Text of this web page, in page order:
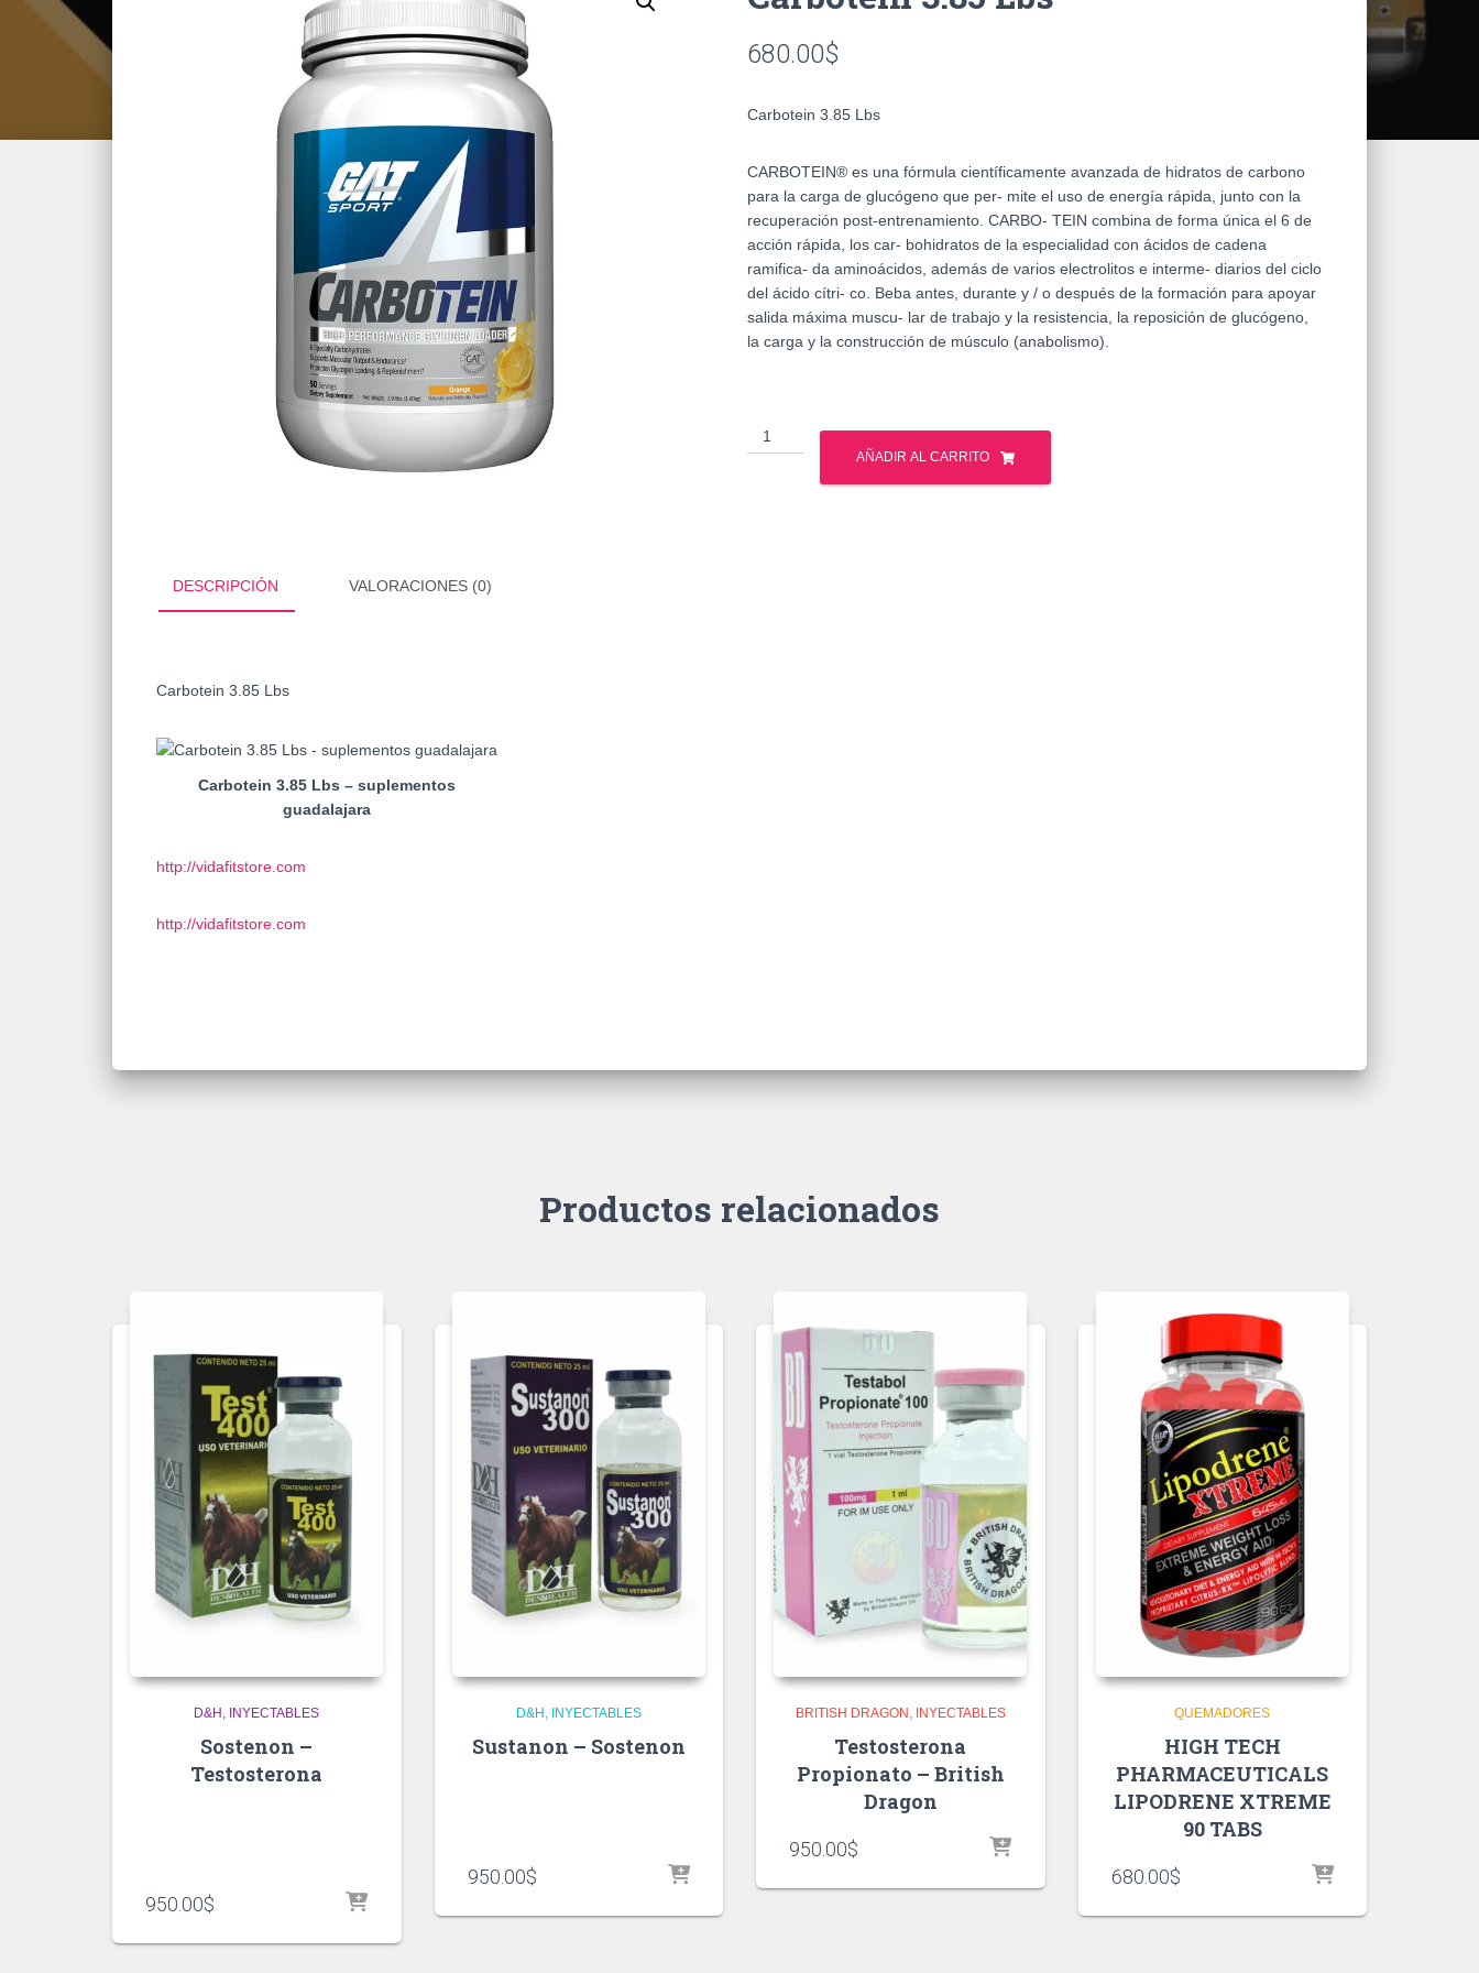
680.00$
Carbotein 3.85 Lbs
CARBOTEIN® es una fórmula científicamente avanzada de hidratos de carbono
para la carga de glucógeno que per- mite el uso de energía rápida, junto con la
recuperación post-entrenamiento. CARBO- TEIN combina de forma única el 6 de
acción rápida, los car- bohidratos de la especialidad con ácidos de cadena
ramifica- da aminoácidos, además de varios electrolitos e interme- diarios del ciclo
del ácido cítri- co. Beba antes, durante y / o después de la formación para apoyar
salida máxima muscu- lar de trabajo y la resistencia, la reposición de glucógeno,
la carga y la construcción de músculo (anabolismo).
Carbotein
3.85
AÑADIR AL CARRITO
DESCRIPCIÓN VALORACIONES (0)
Carbotein 3.85 Lbs
Carbotein 3.85 Lbs – suplementos
guadalajara
http://vidafitstore.com
http://vidafitstore.com
Productos relacionados
D&H INYECTABLES
Sostenon –
Testosterona
950.00$
D&H INYECTABLES
Sustanon – Sostenon
950.00$
BRITISH DRAGON INYECTABLES
Testosterona
Propionato – British
Dragon
950.00$
QUEMADORES
HIGH TECH
PHARMACEUTICALS
LIPODRENE XTREME
90 TABS
680.00$